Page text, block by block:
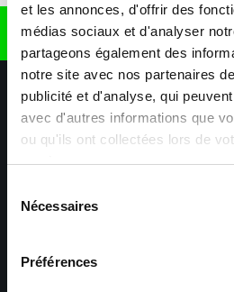
et les annonces, d'offrir des
médias sociaux et d'analyser
partageons également des
notre site avec nos partenaires
publicité et d'analyse, qui
avec d'autres informations que
ou qu'ils ont collectées lors de
services.
Nécessaires
Préférences
Retrouvez nous
Nos agences
Maxiplan